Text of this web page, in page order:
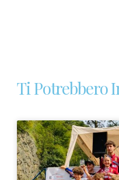
Ti Potrebbero